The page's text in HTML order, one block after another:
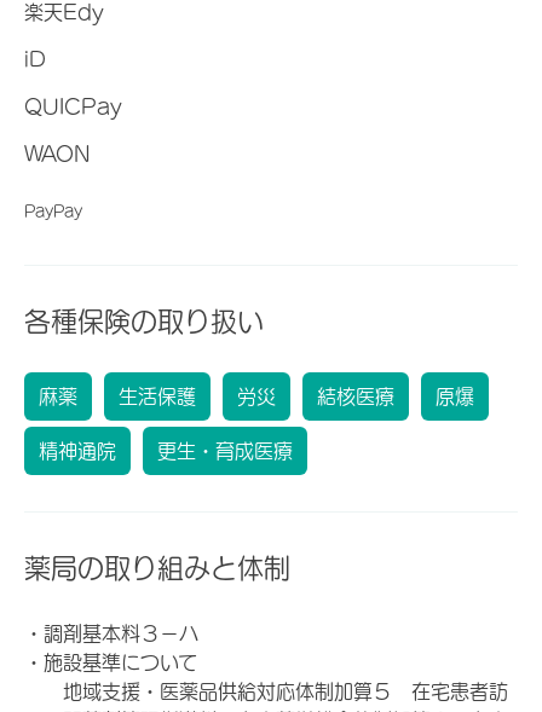
楽天Edy
iD
QUICPay
WAON
PayPay
各種保険の取り扱い
麻薬 生活保護 労災 結核医療 原爆
精神通院 更生・育成医療
薬局の取り組みと体制
・調剤基本料３－ハ
・施設基準について
地域支援・医薬品供給対応体制加算５ 在宅患者訪